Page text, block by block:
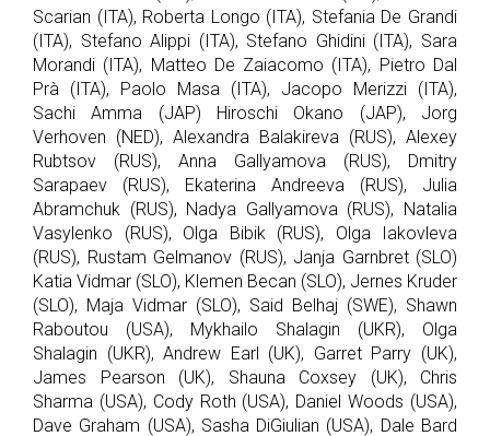
Scarian (ITA), Roberta Longo (ITA), Stefania De Grandi
(ITA), Stefano Alippi (ITA), Stefano Ghidini (ITA), Sara
Morandi (ITA), Matteo De Zaiacomo (ITA), Pietro Dal
Prà (ITA), Paolo Masa (ITA), Jacopo Merizzi (ITA),
Sachi Amma (JAP) Hiroschi Okano (JAP), Jorg
Verhoven (NED), Alexandra Balakireva (RUS), Alexey
Rubtsov (RUS), Anna Gallyamova (RUS), Dmitry
Sarapaev (RUS), Ekaterina Andreeva (RUS), Julia
Abramchuk (RUS), Nadya Gallyamova (RUS), Natalia
Vasylenko (RUS), Olga Bibik (RUS), Olga Iakovleva
(RUS), Rustam Gelmanov (RUS), Janja Garnbret (SLO)
Katia Vidmar (SLO), Klemen Becan (SLO), Jernes Kruder
(SLO), Maja Vidmar (SLO), Said Belhaj (SWE), Shawn
Raboutou (USA), Mykhailo Shalagin (UKR), Olga
Shalagin (UKR), Andrew Earl (UK), Garret Parry (UK),
James Pearson (UK), Shauna Coxsey (UK), Chris
Sharma (USA), Cody Roth (USA), Daniel Woods (USA),
Dave Graham (USA), Sasha DiGiulian (USA), Dale Bard